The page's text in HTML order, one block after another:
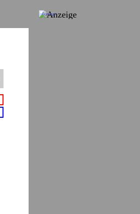
Anzeige